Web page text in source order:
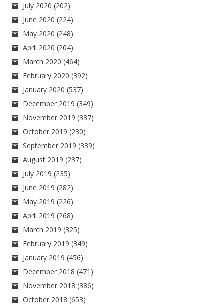
July 2020 (202)
June 2020 (224)
May 2020 (248)
April 2020 (204)
March 2020 (464)
February 2020 (392)
January 2020 (537)
December 2019 (349)
November 2019 (337)
October 2019 (230)
September 2019 (339)
August 2019 (237)
July 2019 (235)
June 2019 (282)
May 2019 (226)
April 2019 (268)
March 2019 (325)
February 2019 (349)
January 2019 (456)
December 2018 (471)
November 2018 (386)
October 2018 (653)